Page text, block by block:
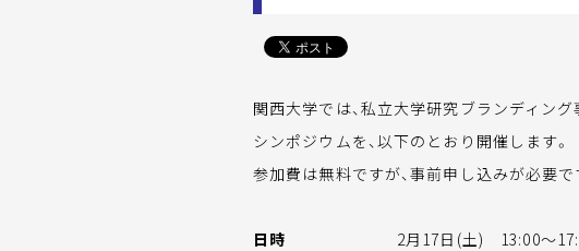
関西大学では、私立大学研究ブランディング
シンポジウムを、以下のとおり開催します。
参加費は無料ですが、事前申し込みが必要
日時
2月17日(土) 13:00～